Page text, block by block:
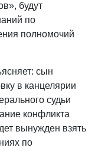
будут
по
полномочий
сын
в канцелярии
судьи
конфликта
вынужден взять
по